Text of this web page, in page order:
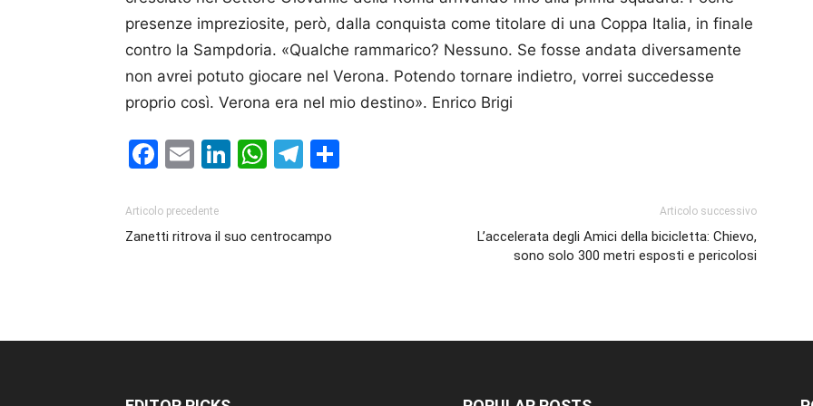
presenze impreziosite, però, dalla conquista come titolare di una Coppa Italia, in finale
contro la Sampdoria. «Qualche rammarico? Nessuno. Se fosse andata diversamente
non avrei potuto giocare nel Verona. Potendo tornare indietro, vorrei succedesse
proprio così. Verona era nel mio destino». Enrico Brigi
Facebook
EmailLinkedIn
WhatsApp
Telegram
Articolo precedente
Zanetti ritrova il suo centrocampo
Articolo successivo
L’accelerata degli Amici della bicicletta: Chievo,
sono solo 300 metri esposti e pericolosi